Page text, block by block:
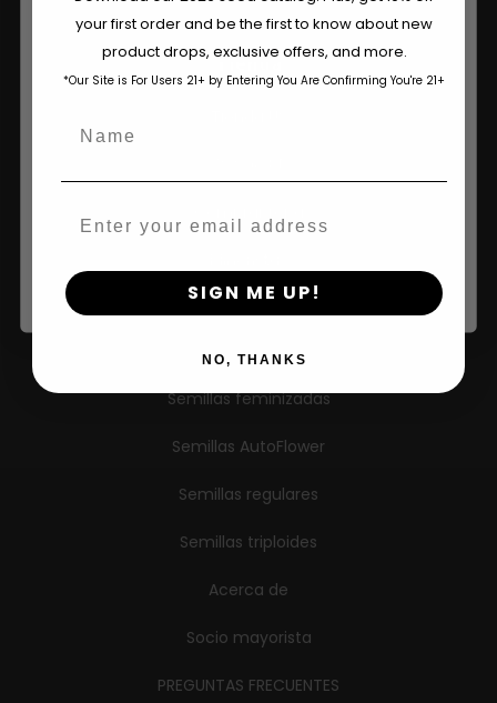
Tienda
Semillas feminizadas
Semillas AutoFlower
Semillas regulares
Semillas triploides
Acerca de
Socio mayorista
PREGUNTAS FRECUENTES
The content and products of our website is reserved for
those of legal age.Please see Terms & Conditions.
By clicking AGREE & ENTER, you confirm you are 18
your first order and be the first to know about new
product drops, exclusive offers, and more.
*Our Site is For Users 21+ by Entering You Are Confirming You're 21+
SIGN ME UP!
NO, THANKS